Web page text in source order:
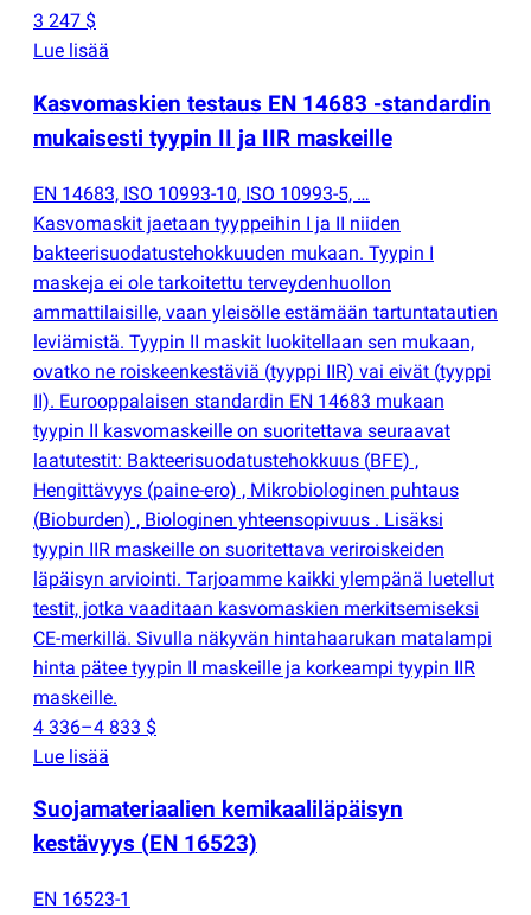
3 247 $
Lue lisää
Kasvomaskien testaus EN 14683 -standardin
mukaisesti tyypin II ja IIR maskeille
EN 14683, ISO 10993-10, ISO 10993-5, …
Kasvomaskit jaetaan tyyppeihin I ja II niiden
bakteerisuodatustehokkuuden mukaan. Tyypin I
maskeja ei ole tarkoitettu terveydenhuollon
ammattilaisille, vaan yleisölle estämään tartuntatautien
leviämistä. Tyypin II maskit luokitellaan sen mukaan,
ovatko ne roiskeenkestäviä (tyyppi IIR) vai eivät (tyyppi
II). Eurooppalaisen standardin EN 14683 mukaan
tyypin II kasvomaskeille on suoritettava seuraavat
laatutestit: Bakteerisuodatustehokkuus (BFE) ,
Hengittävyys (paine-ero) , Mikrobiologinen puhtaus
(Bioburden) , Biologinen yhteensopivuus . Lisäksi
tyypin IIR maskeille on suoritettava veriroiskeiden
läpäisyn arviointi. Tarjoamme kaikki ylempänä luetellut
testit, jotka vaaditaan kasvomaskien merkitsemiseksi
CE-merkillä. Sivulla näkyvän hintahaarukan matalampi
hinta pätee tyypin II maskeille ja korkeampi tyypin IIR
maskeille.
4 336–4 833 $
Lue lisää
Suojamateriaalien kemikaaliläpäisyn
kestävyys (EN 16523)
EN 16523-1